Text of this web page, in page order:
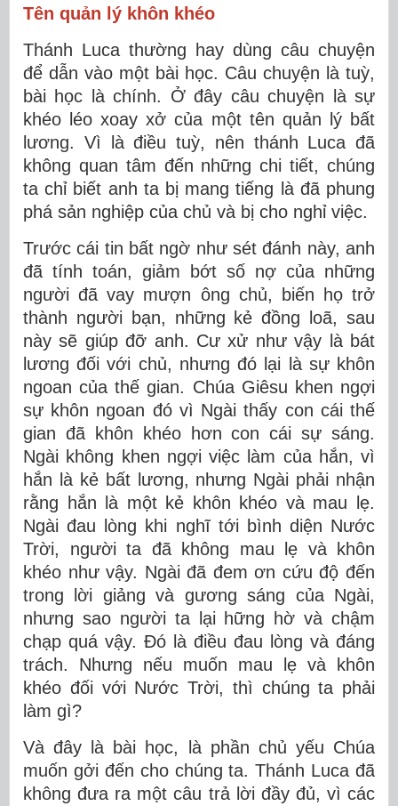
Tên quản lý khôn khéo
Thánh Luca thường hay dùng câu chuyện
để dẫn vào một bài học. Câu chuyện là tuỳ,
bài học là chính. Ở đây câu chuyện là sự
khéo léo xoay xở của một tên quản lý bất
lương. Vì là điều tuỳ, nên thánh Luca đã
không quan tâm đến những chi tiết, chúng
ta chỉ biết anh ta bị mang tiếng là đã phung
phá sản nghiệp của chủ và bị cho nghỉ việc.
Trước cái tin bất ngờ như sét đánh này, anh
đã tính toán, giảm bớt số nợ của những
người đã vay mượn ông chủ, biến họ trở
thành người bạn, những kẻ đồng loã, sau
này sẽ giúp đỡ anh. Cư xử như vậy là bát
lương đối với chủ, nhưng đó lại là sự khôn
ngoan của thế gian. Chúa Giêsu khen ngợi
sự khôn ngoan đó vì Ngài thấy con cái thế
gian đã khôn khéo hơn con cái sự sáng.
Ngài không khen ngợi việc làm của hắn, vì
hắn là kẻ bất lương, nhưng Ngài phải nhận
rằng hắn là một kẻ khôn khéo và mau lẹ.
Ngài đau lòng khi nghĩ tới bình diện Nước
Trời, người ta đã không mau lẹ và khôn
khéo như vậy. Ngài đã đem ơn cứu độ đến
trong lời giảng và gương sáng của Ngài,
nhưng sao người ta lại hững hờ và chậm
chạp quá vậy. Đó là điều đau lòng và đáng
trách. Nhưng nếu muốn mau lẹ và khôn
khéo đối với Nước Trời, thì chúng ta phải
làm gì?
Và đây là bài học, là phần chủ yếu Chúa
muốn gởi đến cho chúng ta. Thánh Luca đã
không đưa ra một câu trả lời đầy đủ, vì các